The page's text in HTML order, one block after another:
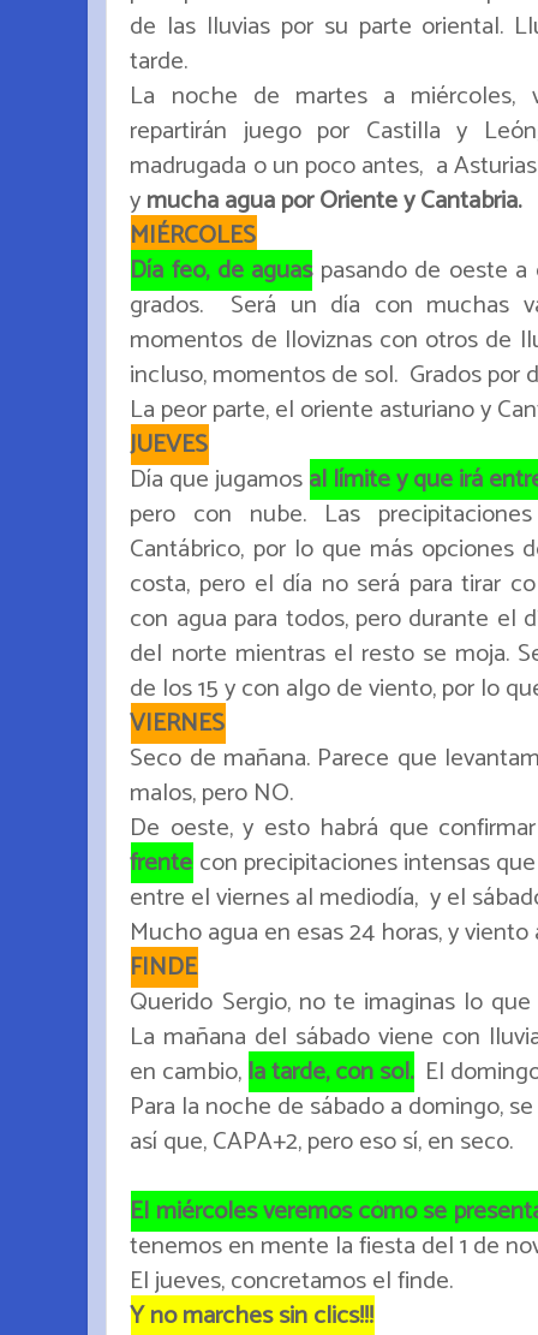
de las lluvias por su parte oriental.
tarde.
La noche de martes a miércoles,
repartirán juego por Castilla y
madrugada o un poco antes, a
ymucha agua por Oriente y Cantabria.
MIÉRCOLES
Día feo, de aguaspasando de oeste a
grados. Será un día con muchas
momentos de lloviznas con otros de
incluso, momentos de sol. Grados por
La peor parte, el oriente asturiano y
JUEVES
Día que jugamosal límite y que irá
pero con nube. Las
Cantábrico, por lo que más opciones
costa, pero el día no será para tirar
con agua para todos, pero durante el
del norte mientras el resto se moja.
de los 15 y con algo de viento, por lo
VIERNES
Seco de mañana. Parece que
malos, pero NO.
De oeste, y esto habrá que
frente con precipitaciones intensas
entre el viernes al mediodía, y el
Mucho agua en esas 24 horas, y
FINDE
Querido Sergio, no te imaginas lo
La mañana del sábado viene con
en cambio, la tarde, con sol.El
Para la noche de sábado a domingo,
así que, CAPA+2, pero eso sí, en seco.
El miércoles veremos cómo se
tenemos en mente la fiesta del 1 de
El jueves, concretamos el finde.
Y no marches sin clics!!!